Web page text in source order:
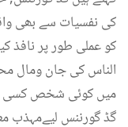
کی نفسیات سے بھی
کو عملی طور پر نافذ
الناس کی جان ومال
میں کوئی شخص کسی
گڈ گورننس لیےمہذب